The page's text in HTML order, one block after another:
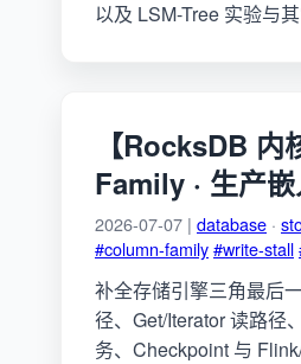
以及 LSM-Tree 实验与其
【RocksDB
Family · 生产
2026-07-07 | database ·
#column-family#write-stall
补全存储引擎三角最后
径、Get/Iterator 读路径
务、Checkpoint 与